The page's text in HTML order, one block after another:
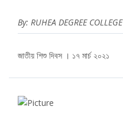
By: RUHEA DEGREE COLLEGE
জাতীয় শিশু দিবস । ১৭ মার্চ ২০২১